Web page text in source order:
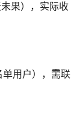
果），实际收
单用户），需联